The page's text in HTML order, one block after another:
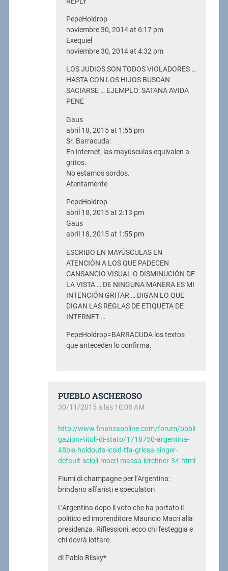
PepeHoldrop
noviembre 30, 2014 at 6:17 pm
Exequiel
noviembre 30, 2014 at 4:32 pm
LOS JUDIOS SON TODOS VIOLADORES …
HASTA CON LOS HIJOS BUSCAN
SACIARSE … EJEMPLO: SATANA AVIDA
PENE
Gaus
abril 18, 2015 at 1:55 pm
Sr. Barracuda:
En internet, las mayúsculas equivalen a
gritos.
No estamos sordos.
Atentamente
PepeHoldrop
abril 18, 2015 at 2:13 pm
Gaus
abril 18, 2015 at 1:55 pm
ESCRIBO EN MAYÚSCULAS EN
ATENCIÓN A LOS QUE PADECEN
CANSANCIO VISUAL O DISMINUCIÓN DE
LA VISTA … DE NINGUNA MANERA ES MI
INTENCIÓN GRITAR … DIGAN LO QUE
DIGAN LAS REGLAS DE ETIQUETA DE
INTERNET …
PepeHoldrop=BARRACUDA los textos
que anteceden lo confirma.
PUEBLO ASCHEROSO
30/11/2015 a las 10:08 AM
http://www.finanzaonline.com/forum/obbli
gazioni-titoli-di-stato/1718750-argentina-
48bis-holdouts-icsid-tfa-griesa-singer-
default-scioli-macri-massa-kirchner-34.html
Fiumi di champagne per l’Argentina:
brindano affaristi e speculatori
L’Argentina dopo il voto che ha portato il
politico ed imprenditore Mauricio Macri alla
presidenza. Riflessioni: ecco chi festeggia e
chi dovrà lottare.
di Pablo Bilsky*